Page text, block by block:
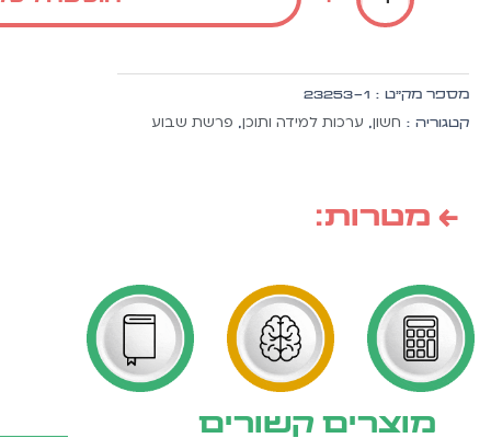
היום
לתליה
ס''מ
מספר מק״ט : 23253-1
קטגוריה : חשון, ערכות למידה ותוכן, פרשת שבוע
← מטרות:
מוצרים קשורים